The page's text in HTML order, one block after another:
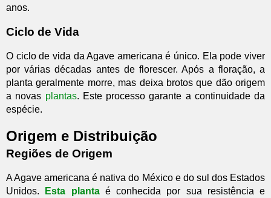
anos.
Ciclo de Vida
O ciclo de vida da Agave americana é único. Ela pode viver
por várias décadas antes de florescer. Após a floração, a
planta geralmente morre, mas deixa brotos que dão origem
a novas plantas. Este processo garante a continuidade da
espécie.
Origem e Distribuição
Regiões de Origem
A Agave americana é nativa do México e do sul dos Estados
Unidos.
Esta plantaé conhecida por sua resistência e